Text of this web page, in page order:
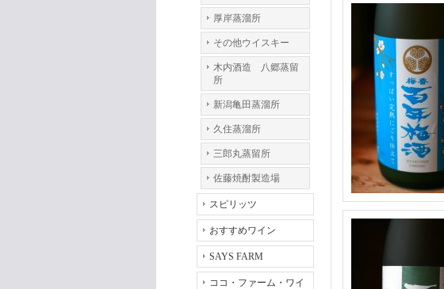
厚岸蒸溜所
その他ウイスキー
木内酒造 八郷蒸留
所
新潟亀田蒸溜所
久住蒸溜所
三郎丸蒸留所
佐藤焼酎製造場
スピリッツ
おすすめワイン
SAYS FARM
ココ・ファーム・ワイ